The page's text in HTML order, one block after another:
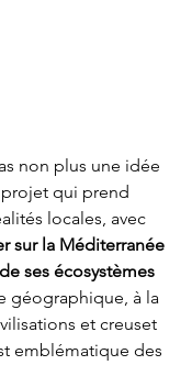
non plus une idée
qui prend
locales, avec
sur la Méditerranée
ses écosystèmes
géographique, à la
et creuset
emblématique des